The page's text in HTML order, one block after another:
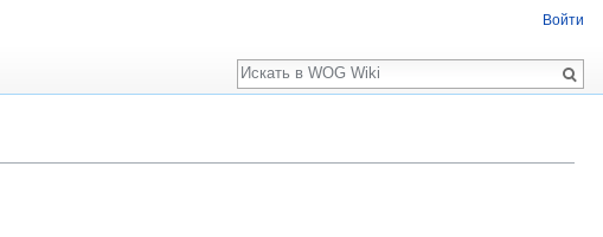
Войти
Поиск